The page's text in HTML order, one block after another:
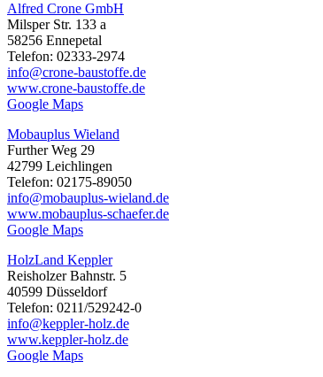
Alfred Crone GmbH
Milsper Str. 133 a
58256 Ennepetal
Telefon: 02333-2974
info@crone-baustoffe.de
www.crone-baustoffe.de
Google Maps
Mobauplus Wieland
Further Weg 29
42799 Leichlingen
Telefon: 02175-89050
info@mobauplus-wieland.de
www.mobauplus-schaefer.de
Google Maps
HolzLand Keppler
Reisholzer Bahnstr. 5
40599 Düsseldorf
Telefon: 0211/529242-0
info@keppler-holz.de
www.keppler-holz.de
Google Maps